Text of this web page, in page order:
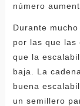
número
Durante
por las que las
que la
baja. La
buena
un semillero